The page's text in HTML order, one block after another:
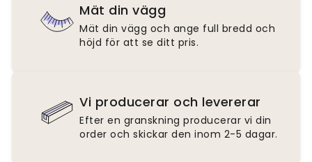
Mät din vägg
Mät din vägg och ange full bredd och
höjd för att se ditt pris.
Vi producerar och levererar
Efter en granskning producerar vi din
order och skickar den inom 2-5 dagar.